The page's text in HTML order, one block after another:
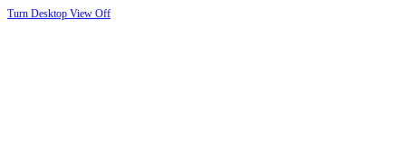
Turn Desktop View Off